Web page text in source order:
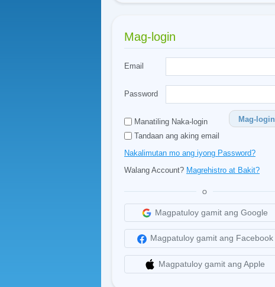
Mag-login
Email
Password
Manatiling Naka-login
Mag-login
Tandaan ang aking email
Nakalimutan mo ang iyong Password?
Walang Account? Magrehistro at Bakit?
O
Magpatuloy gamit ang Google
Magpatuloy gamit ang Facebook
Magpatuloy gamit ang Apple